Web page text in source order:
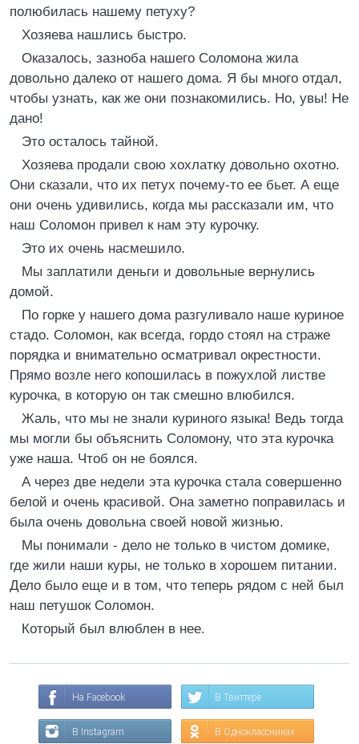
полюбилась нашему петуху?
Хозяева нашлись быстро.
Оказалось, зазноба нашего Соломона жила
довольно далеко от нашего дома. Я бы много отдал,
чтобы узнать, как же они познакомились. Но, увы! Не
дано!
Это осталось тайной.
Хозяева продали свою хохлатку довольно охотно.
Они сказали, что их петух почему-то ее бьет. А еще
они очень удивились, когда мы рассказали им, что
наш Соломон привел к нам эту курочку.
Это их очень насмешило.
Мы заплатили деньги и довольные вернулись
домой.
По горке у нашего дома разгуливало наше куриное
стадо. Соломон, как всегда, гордо стоял на страже
порядка и внимательно осматривал окрестности.
Прямо возле него копошилась в пожухлой листве
курочка, в которую он так смешно влюбился.
Жаль, что мы не знали куриного языка! Ведь тогда
мы могли бы объяснить Соломону, что эта курочка
уже наша. Чтоб он не боялся.
А через две недели эта курочка стала совершенно
белой и очень красивой. Она заметно поправилась и
была очень довольна своей новой жизнью.
Мы понимали - дело не только в чистом домике,
где жили наши куры, не только в хорошем питании.
Дело было еще и в том, что теперь рядом с ней был
наш петушок Соломон.
Который был влюблен в нее.
На Facebook В Твиттере
В Instagram В Одноклассниках